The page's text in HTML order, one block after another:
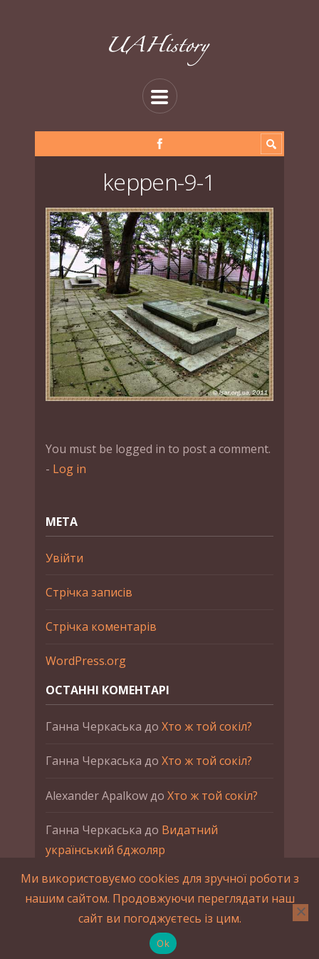
keppen-9-1
You must be logged in to post a comment.
- Log in
МЕТА
Увійти
Стрічка записів
Стрічка коментарів
WordPress.org
ОСТАННІ КОМЕНТАРІ
Ганна Черкаська до Хто ж той сокіл?
Ганна Черкаська до Хто ж той сокіл?
Alexander Apalkowдо Хто ж той сокіл?
Ганна Черкаська до Видатний
український бджоляр
Ганна ЧеркаськадоПетро Франко
2015-2023 © UAHistory Всі права застережено.
При використанні матеріалів сайта обов'язкове
зворотнє посилання.
Ми використовуємо cookies для зручної роботи з
нашим сайтом. Продовжуючи переглядати наш
сайт ви погоджуєтесь із цим.
Ok